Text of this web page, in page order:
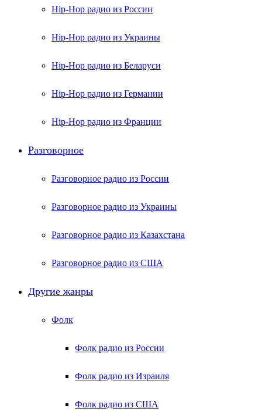
Hip-Hop радио из России
Hip-Hop радио из Украины
Hip-Hop радио из Беларуси
Hip-Hop радио из Германии
Hip-Hop радио из Франции
Разговорное
Разговорное радио из России
Разговорное радио из Украины
Разговорное радио из Казахстана
Разговорное радио из США
Другие жанры
Фолк
Фолк радио из России
Фолк радио из Израиля
Фолк радио из США